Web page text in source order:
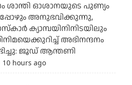
ശാന്തി ഓശാനയുടെ പുണ്യം
അനുഭവിക്കുന്നു,
ക്യാമ്പയിനിനിടയിലും
അഭിനന്ദനം
ജൂഡ് ആന്തണി
10 hours ago